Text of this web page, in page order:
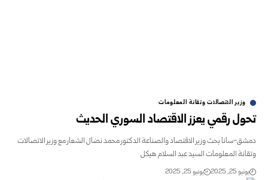
وزير الاتصالات وتقانة المعلومات
رقمي يعزز الاقتصاد السوري الحديث
سانا بحث وزير الاقتصاد والصناعة الدكتور محمد نضال الشعار مع وزير الاتصالات
المعلومات السيد عبد السلام هيكل
يونيو 25, 2025